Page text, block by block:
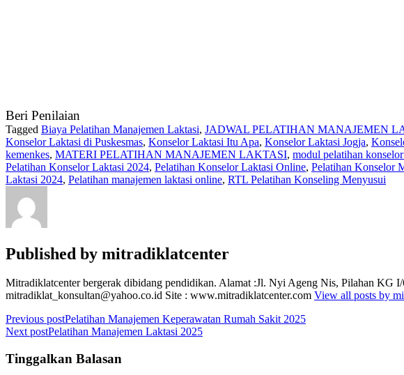
Beri Penilaian
Tagged Biaya Pelatihan Manajemen Laktasi, JADWAL PELATIHAN MANAJEMEN
Konselor Laktasi di Puskesmas, Konselor Laktasi Itu Apa, Konselor Laktasi Jogja,
kemenkes, MATERI PELATIHAN MANAJEMEN LAKTASI, modul pelatihan konselor
Pelatihan Konselor Laktasi 2024, Pelatihan Konselor Laktasi Online, Pelatihan Konselor
Laktasi 2024, Pelatihan manajemen laktasi online, RTL Pelatihan Konseling Menyusui
Published by mitradiklatcenter
Mitradiklatcenter bergerak dibidang pendidikan. Alamat :Jl. Nyi Ageng Nis, Pilahan KG
mitradiklat_konsultan@yahoo.co.id Site : www.mitradiklatcenter.com View all posts by
Navigasi
pos
Previous postPelatihan Manajemen Keperawatan Rumah Sakit 2025
Next postPelatihan Manajemen Laktasi 2025
Tinggalkan Balasan